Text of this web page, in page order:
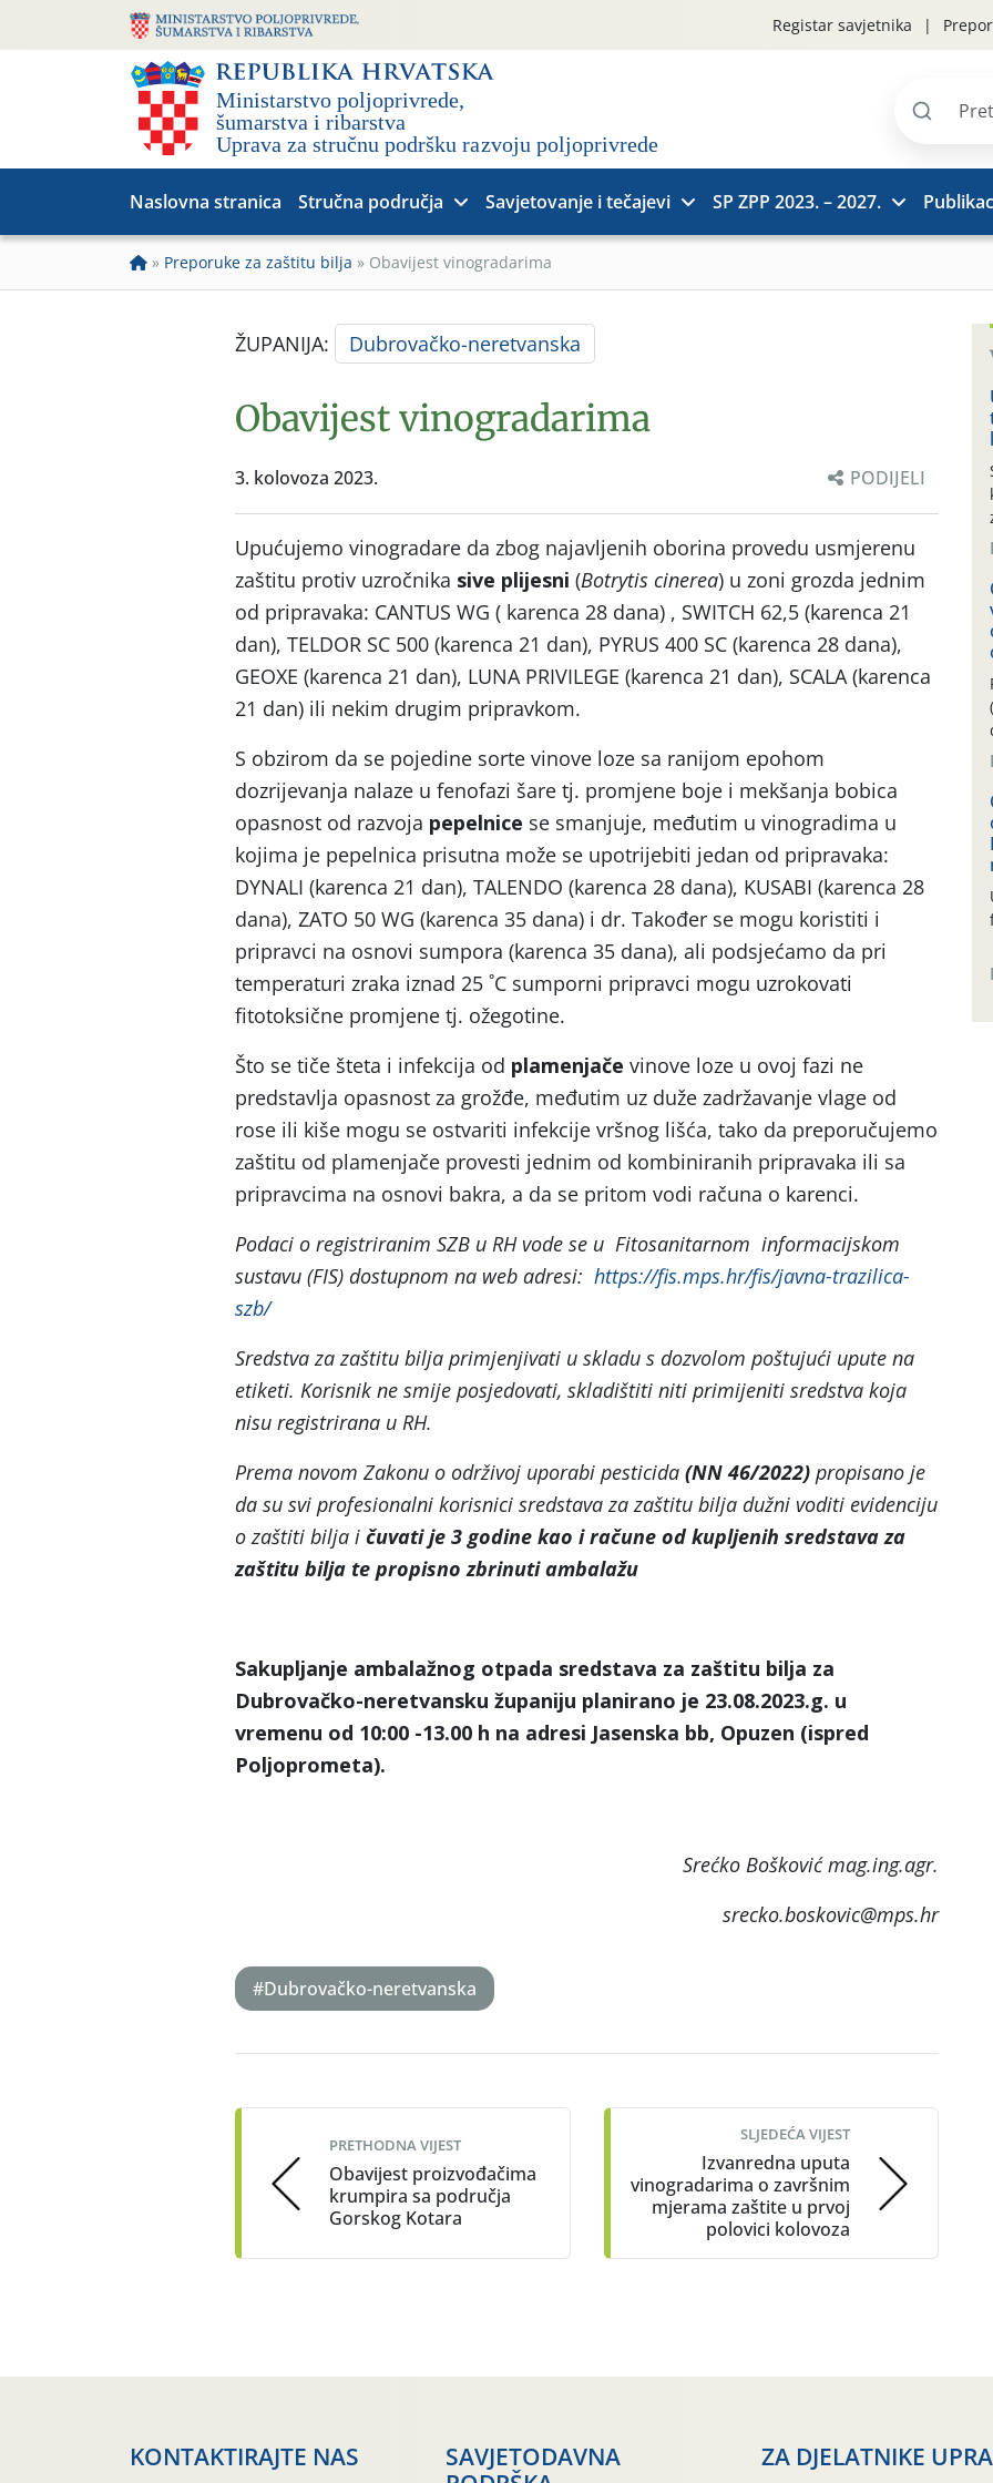
Registar savjetnika
Pretraži
Naslovna stranica Stručna područja Savjetovanje i tečajevi SP ZPP 2023. – 2027.
» Preporuke za zaštitu bilja » Obavijest vinogradarima
ŽUPANIJA: Dubrovačko-neretvanska
Obavijest vinogradarima
3. kolovoza 2023. PODIJELI
Upućujemo vinogradare da zbog najavljenih oborina provedu usmjerenu
zaštitu protiv uzročnika sive plijesni (Botrytis cinerea) u zoni grozda jednim
od pripravaka: CANTUS WG ( karenca 28 dana) , SWITCH 62,5 (karenca 21
dan), TELDOR SC 500 (karenca 21 dan), PYRUS 400 SC (karenca 28 dana),
GEOXE (karenca 21 dan), LUNA PRIVILEGE (karenca 21 dan), SCALA (karenca
21 dan) ili nekim drugim pripravkom.
S obzirom da se pojedine sorte vinove loze sa ranijom epohom
dozrijevanja nalaze u fenofazi šare tj. promjene boje i mekšanja bobica
opasnost od razvoja pepelnice se smanjuje, međutim u vinogradima u
kojima je pepelnica prisutna može se upotrijebiti jedan od pripravaka:
DYNALI (karenca 21 dan), TALENDO (karenca 28 dana), KUSABI (karenca 28
dana), ZATO 50 WG (karenca 35 dana) i dr. Također se mogu koristiti i
pripravci na osnovi sumpora (karenca 35 dana), ali podsjećamo da pri
temperaturi zraka iznad 25 ˚C sumporni pripravci mogu uzrokovati
fitotoksične promjene tj. ožegotine.
Što se tiče šteta i infekcija od plamenjače vinove loze u ovoj fazi ne
predstavlja opasnost za grožđe, međutim uz duže zadržavanje vlage od
rose ili kiše mogu se ostvariti infekcije vršnog lišća, tako da preporučujemo
zaštitu od plamenjače provesti jednim od kombiniranih pripravaka ili sa
pripravcima na osnovi bakra, a da se pritom vodi računa o karenci.
Podaci o registriranim SZB u RH vode se u Fitosanitarnom informacijskom
sustavu (FIS) dostupnom na web adresi: https://fis.mps.hr/fis/javna-trazilica-
szb/
Sredstva za zaštitu bilja primjenjivati u skladu s dozvolom poštujući upute na
etiketi. Korisnik ne smije posjedovati, skladištiti niti primijeniti sredstva koja
nisu registrirana u RH.
Prema novom Zakonu o održivoj uporabi pesticida (NN 46/2022) propisano je
da su svi profesionalni korisnici sredstava za zaštitu bilja dužni voditi evidenciju
o zaštiti bilja i čuvati je 3 godine kao i račune od kupljenih sredstava za
zaštitu bilja te propisno zbrinuti ambalažu
Sakupljanje ambalažnog otpada sredstava za zaštitu bilja za
Dubrovačko-neretvansku županiju planirano je 23.08.2023.g. u
vremenu od 10:00 -13.00 h na adresi Jasenska bb, Opuzen (ispred
Poljoprometa).
Srećko Bošković mag.ing.agr.
srecko.boskovic@mps.hr
#Dubrovačko-neretvanska
navigation
PRETHODNA VIJEST
Obavijest proizvođačima
krumpira sa područja
Gorskog Kotara
SLJEDEĆA VIJEST
Izvanredna uputa
vinogradarima o završnim
mjerama zaštite u prvoj
polovici kolovoza
KONTAKTIRAJTE NAS
SAVJETODAVNA
ZA DJELATNIKE